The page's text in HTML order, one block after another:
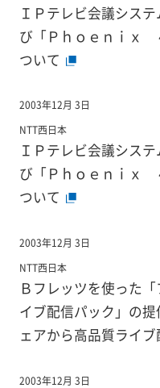
ＩＰテレビ会議シス
び「Ｐｈｏｅｎｉｘ
ついて
2003年12月 3日
NTT西日本
ＩＰテレビ会議シス
び「Ｐｈｏｅｎｉｘ
ついて
2003年12月 3日
NTT西日本
Ｂフレッツを使った
イブ配信パック」の
ェアから高品質ライブ
2003年12月 3日